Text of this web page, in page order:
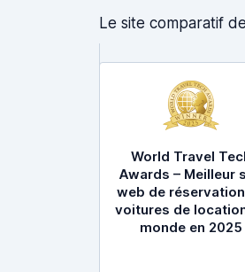
Le site comparatif
World Travel
Awards – Meilleur
web de
voitures de
monde en 2025